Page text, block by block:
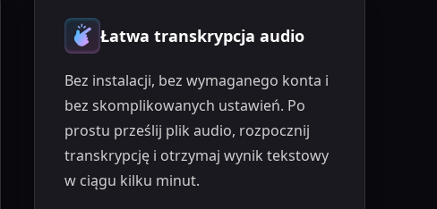
Łatwa transkrypcja audio
Bez instalacji, bez wymaganego konta i
bez skomplikowanych ustawień. Po
prostu prześlij plik audio, rozpocznij
transkrypcję i otrzymaj wynik tekstowy
w ciągu kilku minut.